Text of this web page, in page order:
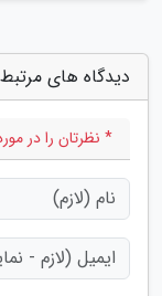
دیدگاه های
* نظرتان را در